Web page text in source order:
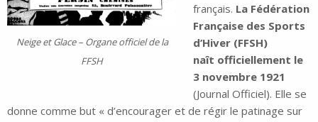
Neige et Glace – Organe officiel de la
FFSH
français. La Fédération
Française des Sports
d’Hiver (FFSH)
naît officiellement le
3 novembre 1921
(Journal Officiel). Elle se
donne comme but « d’encourager et de régir le patinage sur